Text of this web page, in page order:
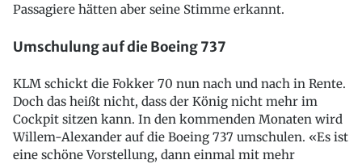
Passagiere hätten aber seine Stimme erkannt.
Umschulung auf die Boeing 737
KLM schickt die Fokker 70 nun nach und nach in Rente.
Doch das heißt nicht, dass der König nicht mehr im
Cockpit sitzen kann. In den kommenden Monaten wird
Willem-Alexander auf die Boeing 737 umschulen. «Es ist
eine schöne Vorstellung, dann einmal mit mehr